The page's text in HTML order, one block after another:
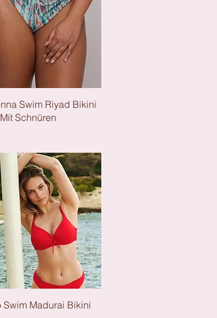
Schnellansicht
Swim Riyad Bikini
Schnüren
Schnellansicht
Swim Madurai Bikini